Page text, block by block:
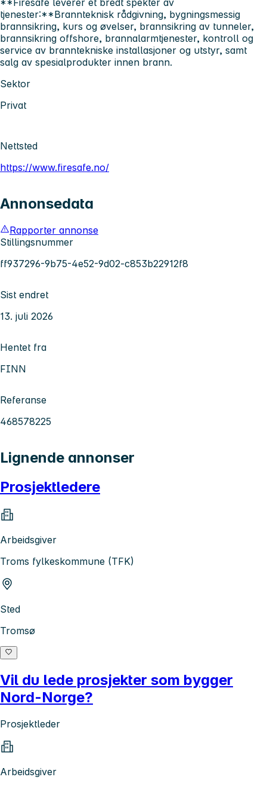
**Firesafe leverer et bredt spekter av
tjenester:**Brannteknisk rådgivning, bygningsmessig
brannsikring, kurs og øvelser, brannsikring av tunneler,
brannsikring offshore, brannalarmtjenester, kontroll og
service av branntekniske installasjoner og utstyr, samt
salg av spesialprodukter innen brann.
Sektor
Privat
Nettsted
https://www.firesafe.no/
Annonsedata
Rapporter annonse
Stillingsnummer
ff937296-9b75-4e52-9d02-c853b22912f8
Sist endret
13. juli 2026
Hentet fra
FINN
Referanse
468578225
Lignende annonser
Prosjektledere
Arbeidsgiver
Troms fylkeskommune (TFK)
Sted
Tromsø
Vil du lede prosjekter som bygger
Nord-Norge?
Prosjektleder
Arbeidsgiver